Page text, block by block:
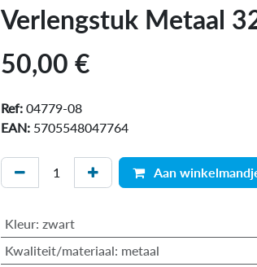
Verlengstuk Metaal
50,00 €
Ref: 04779-08
EAN: 5705548047764
Aan
Kleur: zwart
Kwaliteit/materiaal: metaal